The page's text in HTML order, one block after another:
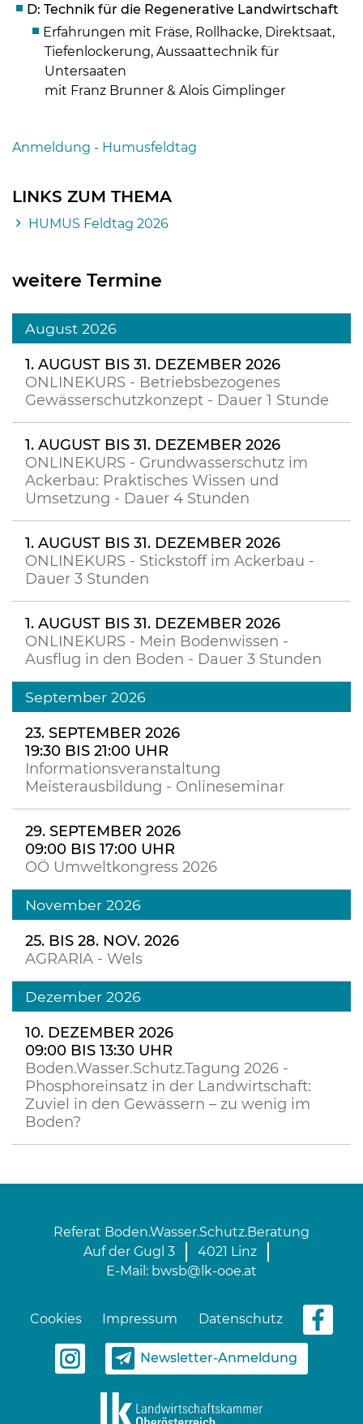
D: Technik für die Regenerative Landwirtschaft
Erfahrungen mit Fräse, Rollhacke, Direktsaat,
Tiefenlockerung, Aussaattechnik für
Untersaaten
mit Franz Brunner & Alois Gimplinger
Anmeldung - Humusfeldtag
LINKS ZUM THEMA
HUMUS Feldtag 2026
weitere Termine
August 2026
1. AUGUST BIS 31. DEZEMBER 2026
ONLINEKURS - Betriebsbezogenes
Gewässerschutzkonzept - Dauer 1 Stunde
1. AUGUST BIS 31. DEZEMBER 2026
ONLINEKURS - Grundwasserschutz im
Ackerbau: Praktisches Wissen und
Umsetzung - Dauer 4 Stunden
1. AUGUST BIS 31. DEZEMBER 2026
ONLINEKURS - Stickstoff im Ackerbau -
Dauer 3 Stunden
1. AUGUST BIS 31. DEZEMBER 2026
ONLINEKURS - Mein Bodenwissen -
Ausflug in den Boden - Dauer 3 Stunden
September 2026
23. SEPTEMBER 2026
19:30 BIS 21:00 UHR
Informationsveranstaltung
Meisterausbildung - Onlineseminar
29. SEPTEMBER 2026
09:00 BIS 17:00 UHR
OÖ Umweltkongress 2026
November 2026
25. BIS 28. NOV. 2026
AGRARIA - Wels
Dezember 2026
10. DEZEMBER 2026
09:00 BIS 13:30 UHR
Boden.Wasser.Schutz.Tagung 2026 -
Phosphoreinsatz in der Landwirtschaft:
Zuviel in den Gewässern – zu wenig im
Boden?
Referat Boden.Wasser.Schutz.Beratung
Auf der Gugl 3
4021 Linz
E-Mail: bwsb@lk-ooe.at
Cookies Impressum Datenschutz
Newsletter-Anmeldung